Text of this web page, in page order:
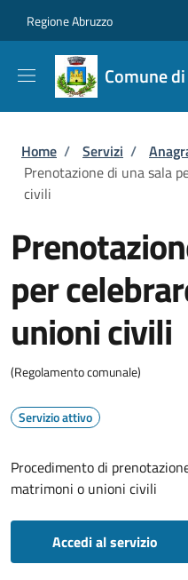
Regione Abruzzo
Comune
Briciole di
Home / Servizi /
Prenotazione di una sala
civili
per
unioni civili
(Regolamento comunale)
Servizio attivo
Procedimento di
matrimoni o unioni civili
Accedi al servizio